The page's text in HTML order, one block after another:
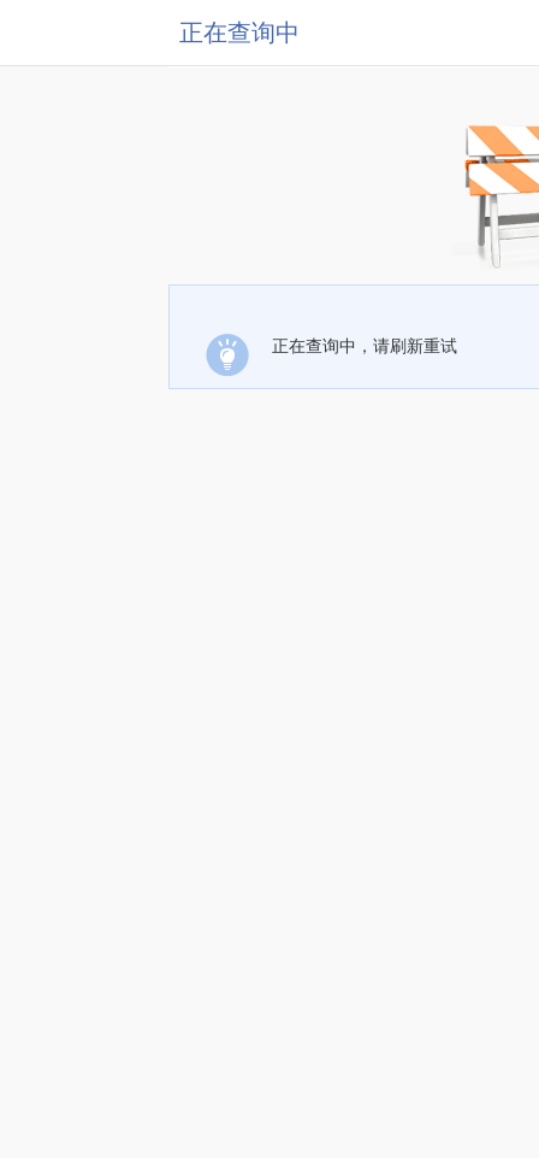
正在查询中
正在查询中，请刷新重试